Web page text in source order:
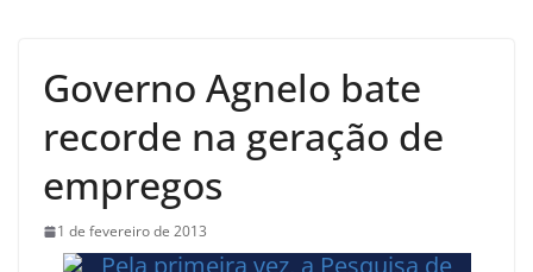
Governo Agnelo bate
recorde na geração de
empregos
1 de fevereiro de 2013